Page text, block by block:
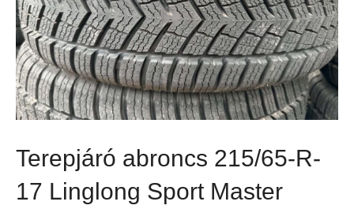
Terepjáró abroncs 215/65-R-
17 Linglong Sport Master